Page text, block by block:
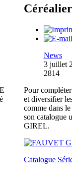
News
3 juillet
2814
Pour
et diversifier
comme dans
son catalogue
GIREL.
Catalogue